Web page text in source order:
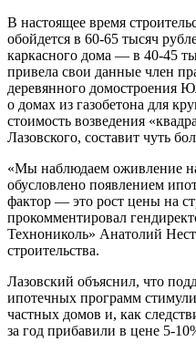
В настоящее время
обойдется в 60-65 тысяч
каркасного дома — в 40-45
привела свои данные член
деревянного домостроения
о домах из газобетона для
стоимость возведения
Лазовского, составит чуть
«Мы наблюдаем оживление
обусловлено появлением
фактор — это рост цены на
прокомментировал
Технониколь» Анатолий
строительства.
Лазовский объяснил, что
ипотечных программ
частных домов и, как
за год прибавили в цене 5-